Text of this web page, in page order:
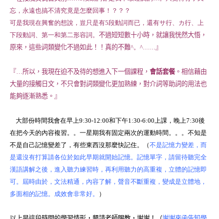
忘，永遠也搞不清究竟是怎麼回事！？？？
可是我現在興奮的想說，豈只是有5段動詞而已，還有サ行、カ行、上
下段動詞、第一和第二形容詞。 不過短短數十小時，就讓我恍然大悟，
原來，這些詞類變化不過如此！！真的不難^。^……』
『…所以，我現在迫不及待的想進入下一個課程， 會話套餐。相信藉由
大量的接觸日文，不只會對詞類變化更加熟練，對介詞等助詞的用法也
能夠逐漸熟悉 。 』
大部份時間我會在早上9:30-12:00和下午1:30-6:00上課，晚上7:30後
在把今天的內容複習。。一星期我有固定兩次的運動時間。。。不知是
不是自己記憶變差了，有些東西沒那麼快記住。（不是記憶力變差，而
是還沒有打算請各位於如此早期就開始記憶。記憶單字，請留待聽完全
漢語講解之後，進入聽力練習時，再利用聽力的高重複，立體的記憶即
可。屆時由於，文法精通，內容了解，聲音不斷重複，變成是立體地，
多面相的記憶。成效會非常好。
）